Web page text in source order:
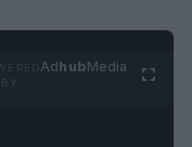
AdhubMedia